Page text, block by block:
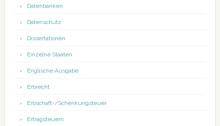
Datenbanken
Datenschutz
Dissertationen
Einzelne Staaten
Englische Ausgabe
Erbrecht
Erbschaft-/Schenkungsteuer
Ertragsteuern